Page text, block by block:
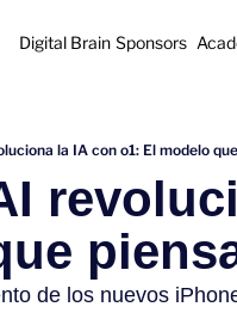
Digital Brain Sponsors
la IA con o1: El modelo
de los nuevos